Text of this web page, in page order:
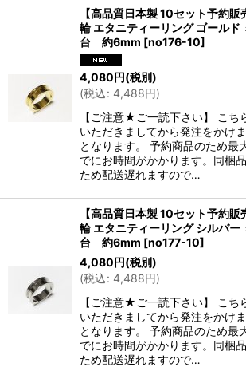
【高品質日本製 10セット予約
輪 エタニティーリング ゴール
台 約6mm [no176-10]
4,080円(税別)
(税込: 4,488円)
【ご注意★ご一読下さい】 こち
いただきましてから発注をかけ
となります。 予約商品のため最
でにお時間がかかります。同梱
ため配送遅れますので…
【高品質日本製 10セット予約
輪 エタニティーリング シルバ
台 約6mm [no177-10]
4,080円(税別)
(税込: 4,488円)
【ご注意★ご一読下さい】 こち
いただきましてから発注をかけ
となります。 予約商品のため最
でにお時間がかかります。同梱
ため配送遅れますので…